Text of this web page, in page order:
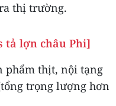
thị trường.
tả lợn châu Phi]
phẩm thịt, nội tạng
trọng lượng hơn